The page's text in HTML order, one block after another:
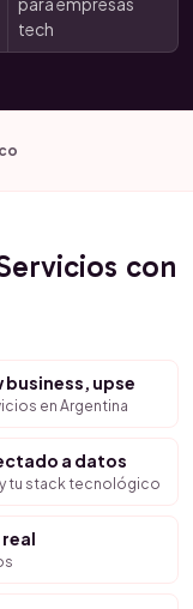
tech
con
business, upse
en Argentina
a datos
tu stack tecnológico